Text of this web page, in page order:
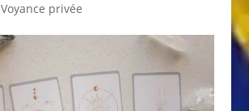
Voyance privée